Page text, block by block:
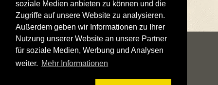
soziale Medien anbieten zu können und die
Zugriffe auf unsere Website zu analysieren.
Außerdem geben wir Informationen zu Ihrer
Nutzung unserer Website an unsere Partner
für soziale Medien, Werbung und Analysen
weiter. Mehr Informationen
Voraussetzungen.
IMPRESSUM DATENSCHUTZERKLÄRUNG